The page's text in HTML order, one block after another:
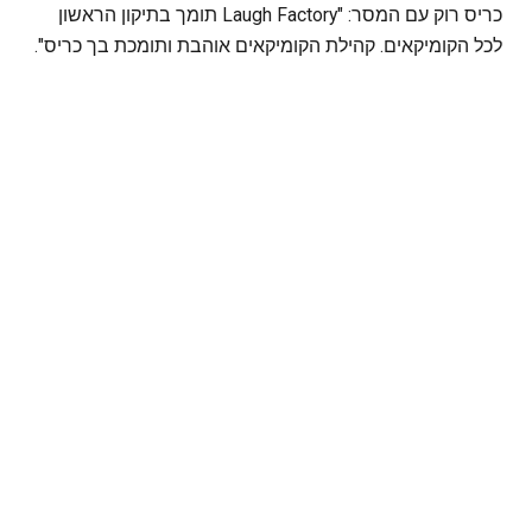
כריס רוק עם המסר: "Laugh Factory תומך בתיקון הראשון
לכל הקומיקאים. קהילת הקומיקאים אוהבת ותומכת בך כריס".